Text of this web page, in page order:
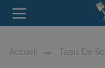
Accueil Tapis De Sol